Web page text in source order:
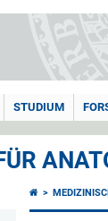
STUDIUM